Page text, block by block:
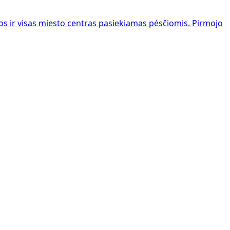
ir visas miesto centras pasiekiamas pėsčiomis. Pirmojo